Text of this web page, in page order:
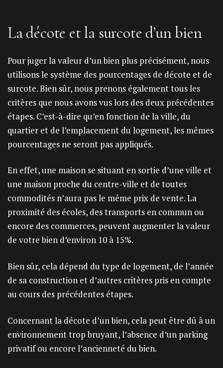
La décote et la surcote d’un bien
Pour juger la valeur d’un bien plus précisément, nous
utilisons le système des pourcentages de décote et de
surcote. Bien sûr, nous prenons également tous les
critères que nous avons vus lors des deux précédentes
étapes. C’est-à-dire qu’en fonction de la ville, du
quartier et de l’emplacement du logement, les mêmes
pourcentages ne seront pas appliqués.
En effet, une maison se situant en sortie d’une ville et
une maison proche du centre-ville et de toutes
commodités n’aura pas le même prix de vente. La
proximité des écoles, des transports en commun ou
encore des commerces, peuvent augmenter la valeur
de votre bien d’environ 10 à 15%.
Bien sûr, cela dépend du type de logement, de l’année
de sa construction et d’autres critères pris en compte
au cours des précédentes étapes.
Concernant la décote d’un bien, cela peut être dû à un
environnement trop bruyant, l’absence d’un parking
privatif ou encore l’ancienneté du bien.